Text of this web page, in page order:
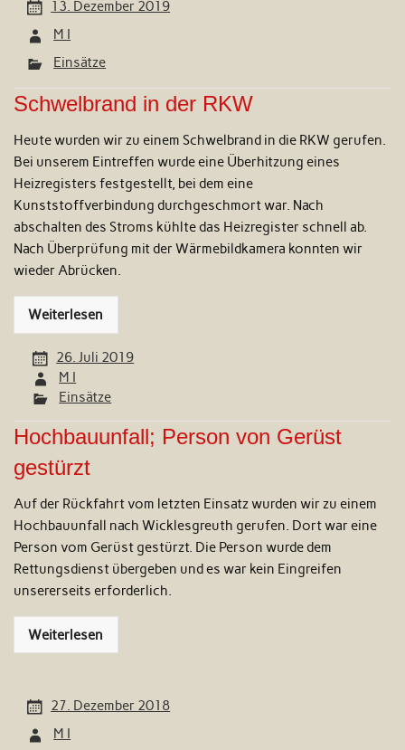
13. Dezember 2019
M I
Einsätze
Schwelbrand in der RKW
Heute wurden wir zu einem Schwelbrand in die RKW gerufen.
Bei unserem Eintreffen wurde eine Überhitzung eines
Heizregisters festgestellt, bei dem eine
Kunststoffverbindung durchgeschmort war. Nach
abschalten des Stroms kühlte das Heizregister schnell ab.
Nach Überprüfung mit der Wärmebildkamera konnten wir
wieder Abrücken.
Weiterlesen
26. Juli 2019
M I
Einsätze
Hochbauunfall; Person von Gerüst
gestürzt
Auf der Rückfahrt vom letzten Einsatz wurden wir zu einem
Hochbauunfall nach Wicklesgreuth gerufen. Dort war eine
Person vom Gerüst gestürzt. Die Person wurde dem
Rettungsdienst übergeben und es war kein Eingreifen
unsererseits erforderlich.
Weiterlesen
27. Dezember 2018
M I